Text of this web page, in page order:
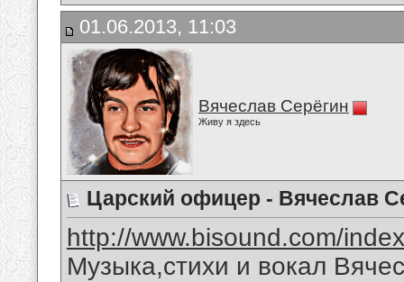
01.06.2013, 11:03
Вячеслав Серёгин
Живу я здесь
Царский офицер - Вячеслав
http://www.bisound.com/
Музыка,стихи и вокал